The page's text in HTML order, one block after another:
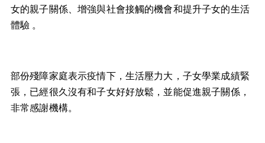
女的親子關係、增強與社會接觸的機會和提升子女的生活
體驗 。
部份殘障家庭表示疫情下，生活壓力大，子女學業成績緊
張，已經很久沒有和子女好好放鬆，並能促進親子關係，
非常感謝機構。